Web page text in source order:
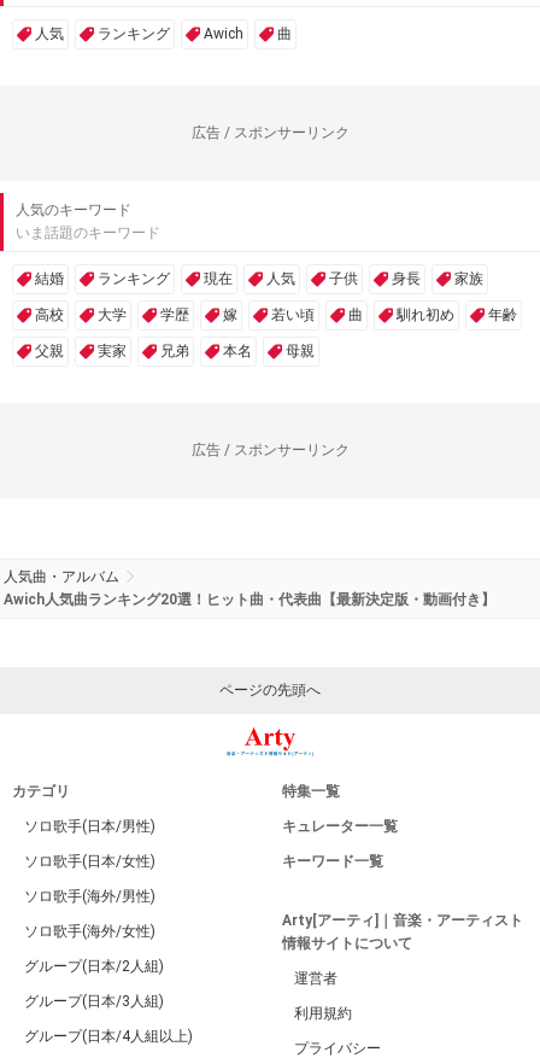
人気 ランキング Awich 曲
広告 / スポンサーリンク
人気のキーワード
いま話題のキーワード
結婚 ランキング 現在 人気 子供 身長 家族
高校 大学 学歴 嫁 若い頃 曲 馴れ初め 年齢
父親 実家 兄弟 本名 母親
広告 / スポンサーリンク
人気曲・アルバム
Awich人気曲ランキング20選！ヒット曲・代表曲【最新決定版・動画付き】
ページの先頭へ
カテゴリ
ソロ歌手(日本/男性)
ソロ歌手(日本/女性)
ソロ歌手(海外/男性)
ソロ歌手(海外/女性)
グループ(日本/2人組)
グループ(日本/3人組)
グループ(日本/4人組以上)
特集一覧
キュレーター一覧
キーワード一覧
Arty[アーティ]｜音楽・アーティスト
情報サイトについて
運営者
利用規約
プライバシー